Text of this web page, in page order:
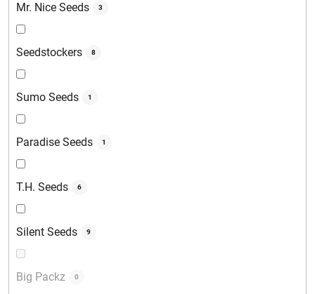
Mr. Nice Seeds 3
Seedstockers 8
Sumo Seeds 1
Paradise Seeds 1
T.H. Seeds 6
Silent Seeds 9
Big Packz 0